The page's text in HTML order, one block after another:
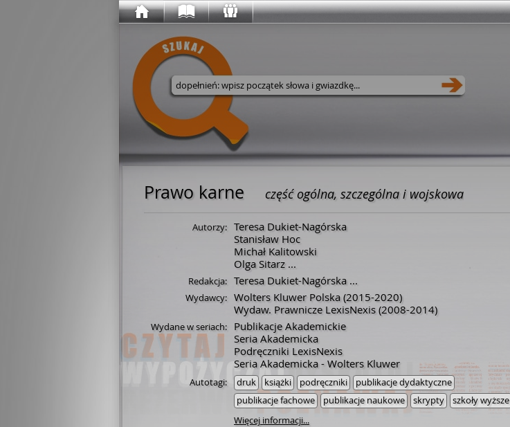
Wyszukaj w serwisie
Prawo karne część ogólna, szczególna i wojskowa
Autorzy: Teresa Dukiet-Nagórska
Stanisław Hoc
Michał Kalitowski
Olga Sitarz ...
Redakcja: Teresa Dukiet-Nagórska...
Wydawcy: Wolters Kluwer Polska(2015-2020)
Wydaw. Prawnicze LexisNexis (2008-2014)
Wydane w seriach:
Publikacje Akademickie
Seria Akademicka
Podręczniki LexisNexis
Seria Akademicka - Wolters Kluwer
Autotagi: druk książki podręczniki
publikacje dydaktyczne
publikacje fachowe
publikacje naukowe skrypty
szkoły wyższe
Więcej informacji...